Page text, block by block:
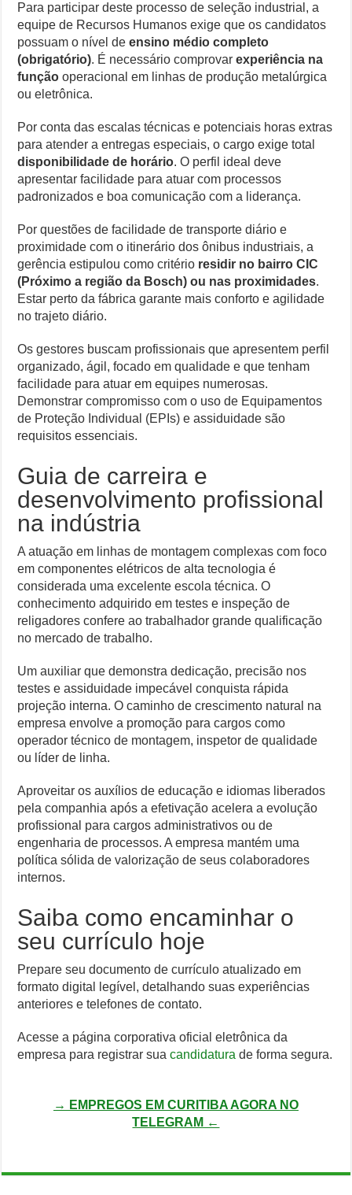
Para participar deste processo de seleção industrial, a
equipe de Recursos Humanos exige que os candidatos
possuam o nível deensino médio completo
(obrigatório). É necessário comprovarexperiência na
função operacional em linhas de produção metalúrgica
ou eletrônica.
Por conta das escalas técnicas e potenciais horas extras
para atender a entregas especiais, o cargo exige total
disponibilidade de horário. O perfil ideal deve
apresentar facilidade para atuar com processos
padronizados e boa comunicação com a liderança.
Por questões de facilidade de transporte diário e
proximidade com o itinerário dos ônibus industriais, a
gerência estipulou como critério residir no bairro CIC
(Próximo a região da Bosch) ou nas proximidades.
Estar perto da fábrica garante mais conforto e agilidade
no trajeto diário.
Os gestores buscam profissionais que apresentem perfil
organizado, ágil, focado em qualidade e que tenham
facilidade para atuar em equipes numerosas.
Demonstrar compromisso com o uso de Equipamentos
de Proteção Individual (EPIs) e assiduidade são
requisitos essenciais.
Guia de carreira e
desenvolvimento profissional
na indústria
A atuação em linhas de montagem complexas com foco
em componentes elétricos de alta tecnologia é
considerada uma excelente escola técnica. O
conhecimento adquirido em testes e inspeção de
religadores confere ao trabalhador grande qualificação
no mercado de trabalho.
Um auxiliar que demonstra dedicação, precisão nos
testes e assiduidade impecável conquista rápida
projeção interna. O caminho de crescimento natural na
empresa envolve a promoção para cargos como
operador técnico de montagem, inspetor de qualidade
ou líder de linha.
Aproveitar os auxílios de educação e idiomas liberados
pela companhia após a efetivação acelera a evolução
profissional para cargos administrativos ou de
engenharia de processos. A empresa mantém uma
política sólida de valorização de seus colaboradores
internos.
Saiba como encaminhar o
seu currículo hoje
Prepare seu documento de currículo atualizado em
formato digital legível, detalhando suas experiências
anteriores e telefones de contato.
Acesse a página corporativa oficial eletrônica da
empresa para registrar suacandidatura de forma segura.
→ EMPREGOS EM CURITIBA AGORA NO
TELEGRAM ←